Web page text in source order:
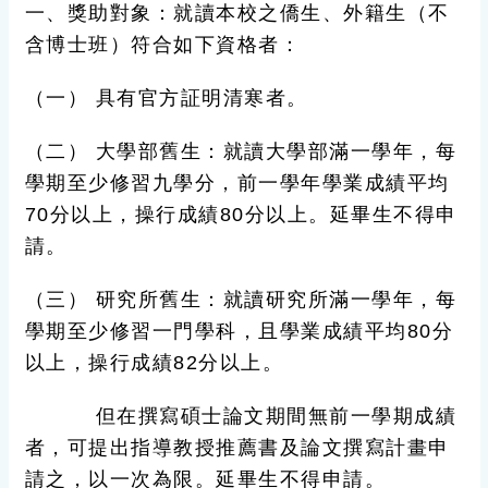
一、獎助對象：就讀本校之 僑生、外籍生
（不
含博士班）符合如下資格者：
（一） 具有官方証明清寒者。
（二） 大學部舊生： 就讀大學部滿一學年，每
學期至少修習九學分，前一學年學業成績平均
70分 以上，操行成績80分以上。延畢生不得申
請。
（三） 研究所舊生： 就讀研究所滿一學年，每
學期至少修習一門學科，且學業成績平均80分
以上，操行成績82分以上。
但在撰寫碩士論文期間無前一學期成績
者，可提出指導教授推薦書及論文撰寫計畫申
請之
，以一次為限。延畢生不得申請。